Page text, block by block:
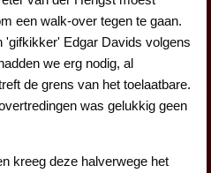
een walk-over tegen te gaan.
'gifkikker' Edgar Davids volgens
we erg nodig, al
de grens van het toelaatbare.
was gelukkig geen
kreeg deze halverwege het